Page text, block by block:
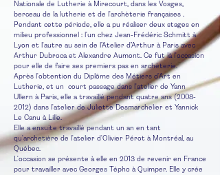
Nationale de Lutherie à Mirecourt, dans les Vosges,
berceau de la lutherie et de l'archèterie françaises .
Pendant cette période, elle a pu réaliser deux stages en
milieu professionnel : l'un chez Jean-Frédéric Schmitt à
Lyon et l'autre au sein de l’Atelier d’Arthur à Paris avec
Arthur Dubroca et Alexandre Aumont. Ce fut là l'occasion
pour elle de faire ses premiers pas en archèterie.
Après l'obtention du Diplôme des Métiers d'Art en
Lutherie, et un court passage dans l'atelier de Yann
Ullern à Paris, elle a travaillé pendant quatre ans(2008-
2012) dans l'atelier de Juliette Desmarchelier et Yannick
Le Canu à Lille.
Elle a ensuite travaillé pendant un an en tant
qu'archetière de l'atelier d'Olivier Pérot à Montréal, au
Québec.
L'occasion se présente à elle en 2013 de revenir en France
pour travailler avec Georges Tépho à Quimper. Elle y crée